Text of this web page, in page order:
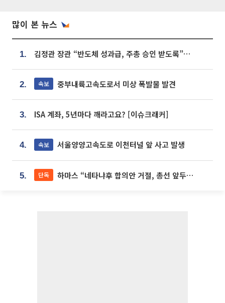
많이 본 뉴스
1. 김정관 장관 “반도체 성과급, 주총 승인 받도록”…상법·자본시장법 개정 시사
2. 속보 중부내륙고속도로서 미상 폭발물 발견
3. ISA 계좌, 5년마다 깨라고요? [이슈크래커]
4. 속보 서울양양고속도로 이천터널 앞 사고 발생
5. 단독 하마스 “네타냐후 합의안 거절, 총선 앞두고 시간 끌기”